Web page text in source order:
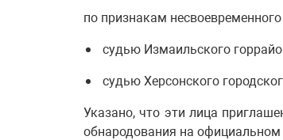
по признакам
судью Измаильского
судью Херсонского
Указано, что эти лица
обнародования на официальном